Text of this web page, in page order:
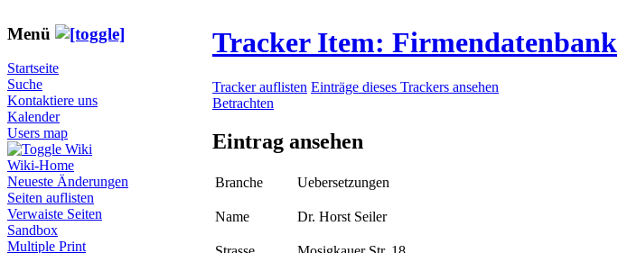
Menü
Startseite
Suche
Kontaktiere uns
Kalender
Users map
Wiki
Wiki-Home
Neueste Änderungen
Seiten auflisten
Verwaiste Seiten
Sandbox
Multiple Print
Tracker Item: Firmendatenbank
Tracker auflisten Einträge dieses Trackers ansehen
Betrachten
Eintrag ansehen
Branche Uebersetzungen
Name Dr. Horst Seiler